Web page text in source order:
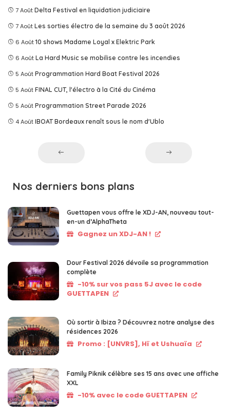
7 Août Delta Festival en liquidation judiciaire
7 Août Les sorties électro de la semaine du 3 août 2026
6 Août 10 shows Madame Loyal x Elektric Park
6 Août La Hard Music se mobilise contre les incendies
5 Août Programmation Hard Boat Festival 2026
5 Août FINAL CUT, l'électro à la Cité du Cinéma
5 Août Programmation Street Parade 2026
4 Août IBOAT Bordeaux renaît sous le nom d'Ublo
Nos derniers bons plans
Guettapen vous offre le XDJ-AN, nouveau tout-
en-un d’AlphaTheta
Gagnez un XDJ-AN !
Dour Festival 2026 dévoile sa programmation
complète
-10% sur vos pass 5J avec le code
GUETTAPEN
Où sortir à Ibiza ? Découvrez notre analyse des
résidences 2026
Promo : [UNVRS], Hï et Ushuaïa
Family Piknik célèbre ses 15 ans avec une affiche
XXL
-10% avec le code GUETTAPEN